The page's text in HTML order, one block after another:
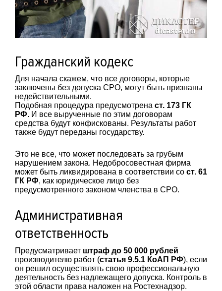
Гражданский кодекс
Для начала скажем, что все договоры, которые
заключены без допуска СРО, могут быть признаны
недействительными.
Подобная процедура предусмотрена ст. 173 ГК
РФ. И все вырученные по этим договорам
средства будут конфискованы. Результаты работ
также будут переданы государству.
Это не все, что может последовать за грубым
нарушением закона. Недобросовестная фирма
может быть ликвидирована в соответствии со ст. 61
ГК РФ, как юридическое лицо без
предусмотренного законом членства в СРО.
Административная
ответственность
Предусматривает штраф до 50 000 рублей
производителю работ (статья 9.5.1 КоАП РФ), если
он решил осуществлять свою профессиональную
деятельность без надлежащего допуска. Контроль в
этой области права наложен на Ростехнадзор.